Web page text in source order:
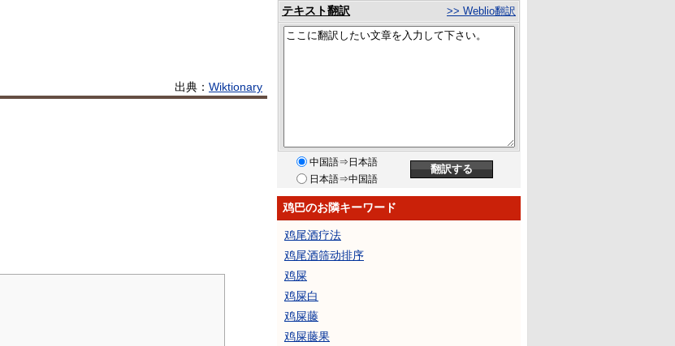
出典： Wiktionary
テキスト翻訳 >> Weblio翻訳
中国語⇒日本語
日本語⇒中国語
鸡巴のお隣キーワード
鸡尾酒疗法
鸡尾酒筛动排序
鸡屎
鸡屎白
鸡屎藤
鸡屎藤果